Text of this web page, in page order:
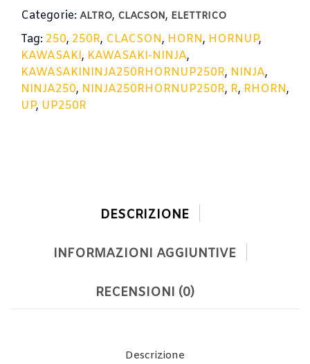
KAWASAKI
250R
quantità
Categorie: ALTRO, CLACSON, ELETTRICO
Tag: 250, 250R, CLACSON, HORN, HORNUP,
KAWASAKI, KAWASAKI-NINJA,
KAWASAKININJA250RHORNUP250R, NINJA,
NINJA250, NINJA250RHORNUP250R, R, RHORN,
UP, UP250R
DESCRIZIONE
INFORMAZIONI AGGIUNTIVE
RECENSIONI (0)
Descrizione